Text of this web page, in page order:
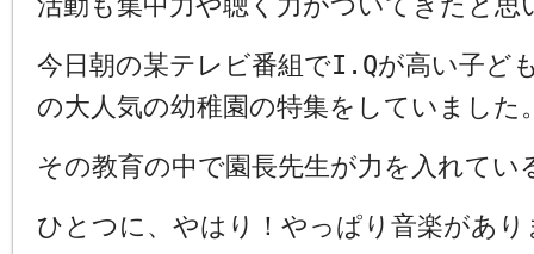
今日朝の某テレビ番組でI.Qが高い子ど
の大人気の幼稚園の特集をしていました
その教育の中で園長先生が力を入れてい
ひとつに、やはり！やっぱり音楽があり